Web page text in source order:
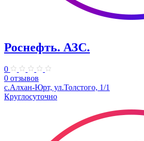
Роснефть. АЗС.
0
0 отзывов
с.Алхан-Юрт, ул.Толстого, 1/1
Круглосуточно